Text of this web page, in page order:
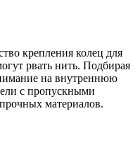
крепления колец для
рвать нить. Подбирая
на внутреннюю
с пропускными
материалов.